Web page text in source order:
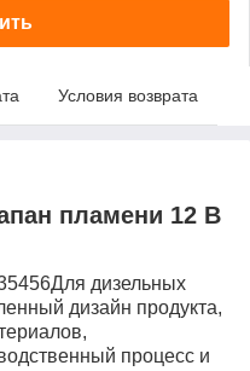
Условия возврата
пламени 12 В
дизельных
дизайн продукта,
процесс и